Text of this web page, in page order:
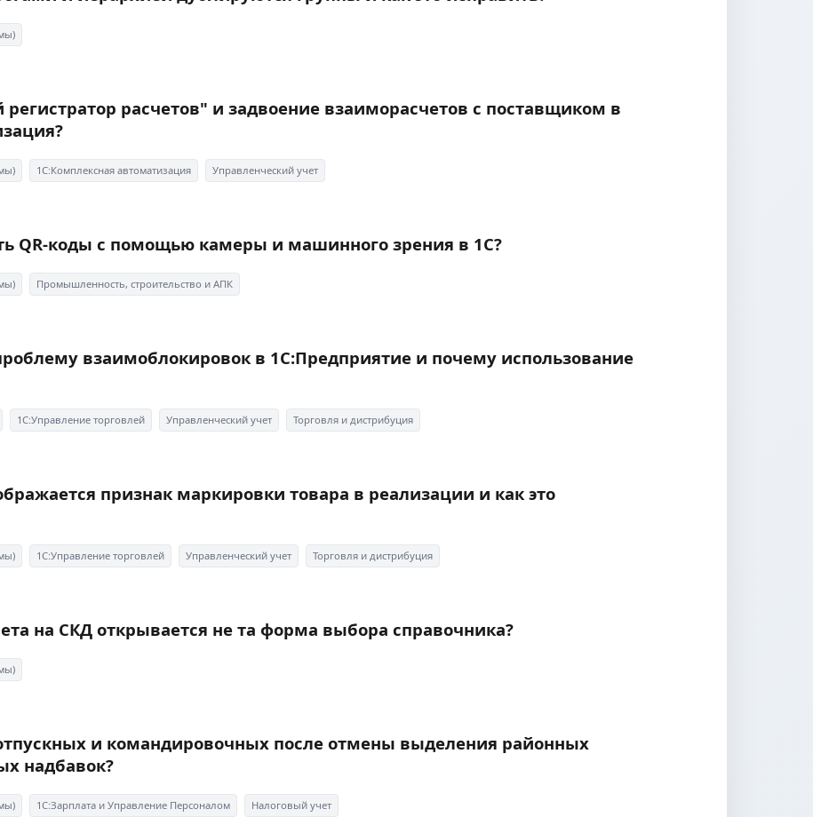
расчетов" и задвоение взаиморасчетов с поставщиком в
1С:Комплексная автоматизация Управленческий учет
QR-коды с помощью камеры и машинного зрения в 1С?
Промышленность, строительство и АПК
взаимоблокировок в 1С:Предприятие и почему использование
1С:Управление торговлей Управленческий учет Торговля и дистрибуция
признак маркировки товара в реализации и как это
1С:Управление торговлей Управленческий учет Торговля и дистрибуция
на СКД открывается не та форма выбора справочника?
и командировочных после отмены выделения районных
надбавок?
1С:Зарплата и Управление Персоналом Налоговый учет